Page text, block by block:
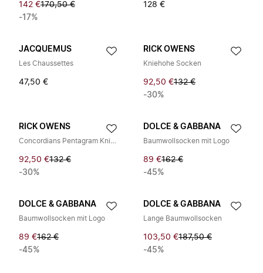
142 €170,50 €
-17%
128 €
JACQUEMUS
Les Chaussettes
47,50 €
RICK OWENS
Kniehohe Socken
92,50 €132 €
-30%
RICK OWENS
Concordians Pentagram Kniehohe Socken
92,50 €132 €
-30%
DOLCE & GABBANA
Baumwollsocken mit Logo
89 €162 €
-45%
DOLCE & GABBANA
Baumwollsocken mit Logo
89 €162 €
-45%
DOLCE & GABBANA
Lange Baumwollsocken
103,50 €187,50 €
-45%